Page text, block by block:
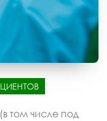
том числе под